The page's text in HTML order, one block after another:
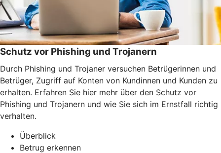
Schutz vor Phishing und Trojanern
Durch Phishing und Trojaner versuchen Betrügerinnen und
Betrüger, Zugriff auf Konten von Kundinnen und Kunden zu
erhalten. Erfahren Sie hier mehr über den Schutz vor
Phishing und Trojanern und wie Sie sich im Ernstfall richtig
verhalten.
Überblick
Betrug erkennen